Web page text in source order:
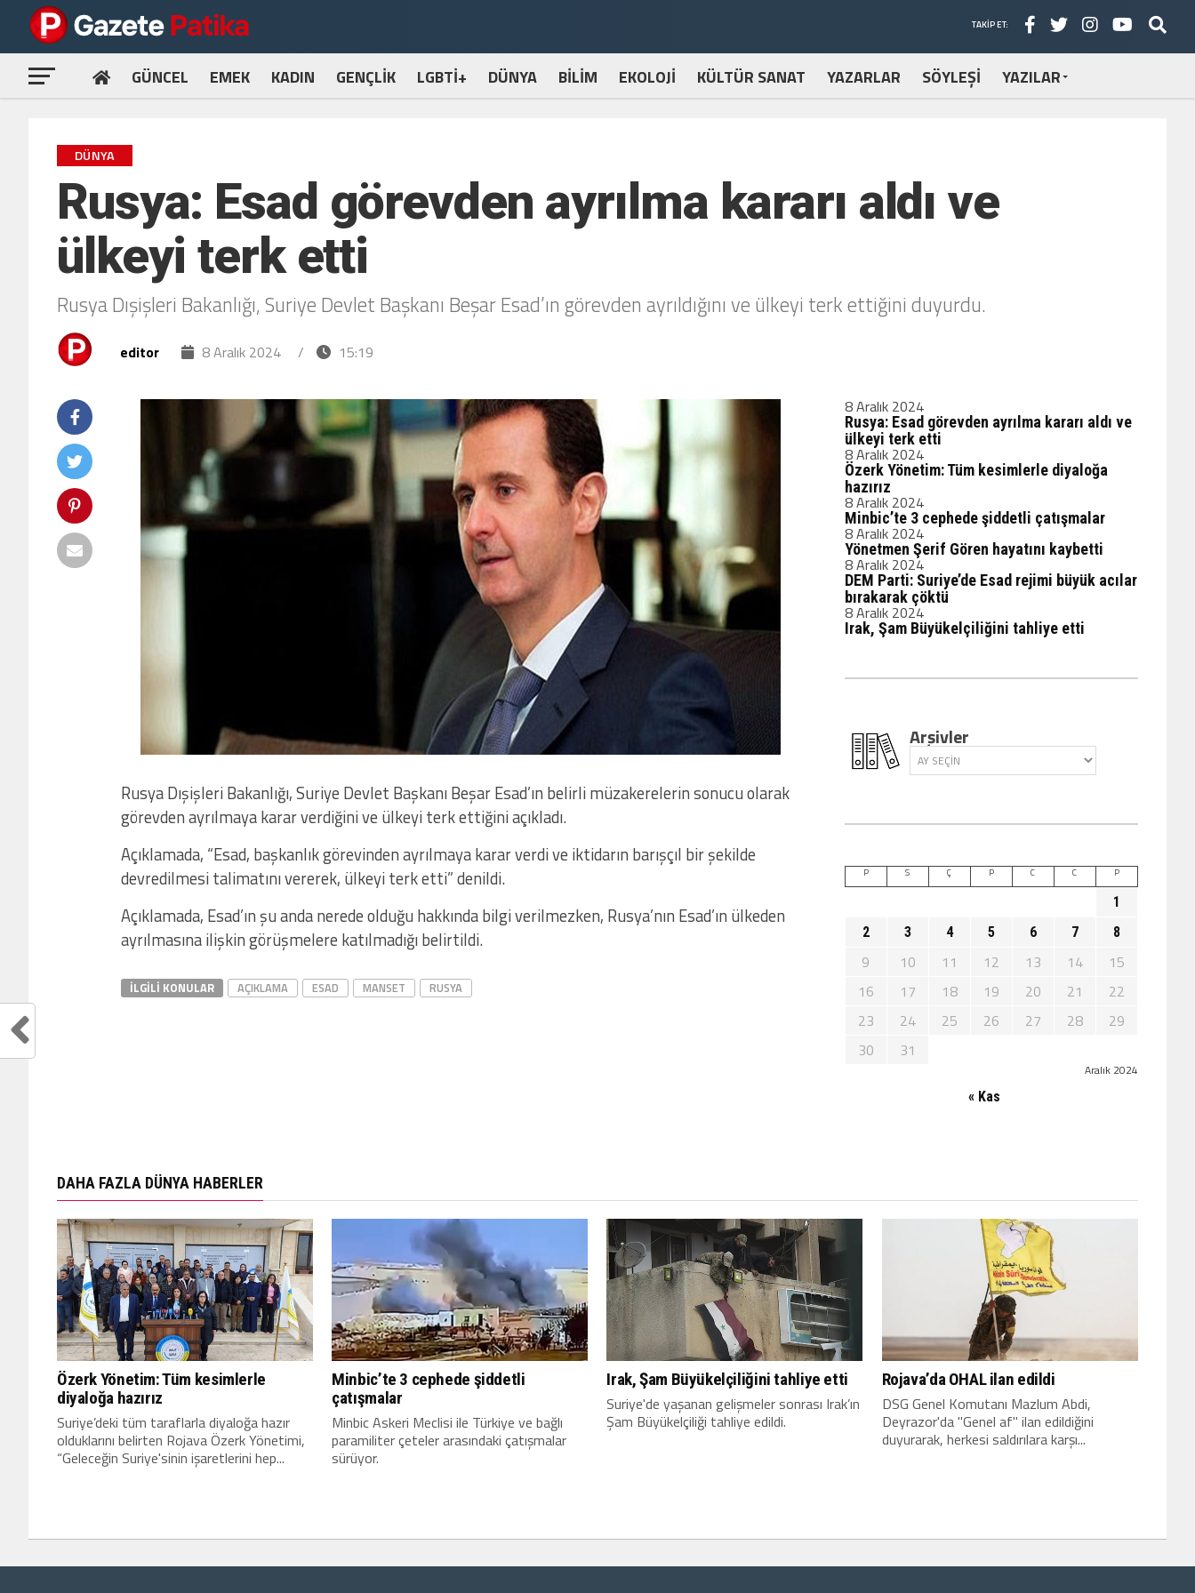
TAKIP ET:
GÜNCEL EMEK KADIN GENÇLİK LGBTİ+ DÜNYA BİLİM EKOLOJİ KÜLTÜR SANAT YAZARLAR SÖYLEŞİ YAZILAR
DÜNYA
Rusya: Esad görevden ayrılma kararı aldı ve
ülkeyi terk etti
Rusya Dışişleri Bakanlığı, Suriye Devlet Başkanı Beşar Esad’ın görevden ayrıldığını ve ülkeyi terk ettiğini duyurdu.
editor 8 Aralık 2024 / 15:19
Rusya Dışişleri Bakanlığı, Suriye Devlet Başkanı Beşar Esad’ın belirli müzakerelerin sonucu olarak
görevden ayrılmaya karar verdiğini ve ülkeyi terk ettiğini açıkladı.
Açıklamada, “Esad, başkanlık görevinden ayrılmaya karar verdi ve iktidarın barışçıl bir şekilde
devredilmesi talimatını vererek, ülkeyi terk etti” denildi.
Açıklamada, Esad’ın şu anda nerede olduğu hakkında bilgi verilmezken, Rusya’nın Esad’ın ülkeden
ayrılmasına ilişkin görüşmelere katılmadığı belirtildi.
İLGILI KONULAR AÇIKLAMA ESAD MANSET RUSYA
8 Aralık 2024
Rusya: Esad görevden ayrılma kararı aldı ve
ülkeyi terk etti
8 Aralık 2024
Özerk Yönetim: Tüm kesimlerle diyaloğa
hazırız
8 Aralık 2024
Minbic’te 3 cephede şiddetli çatışmalar
8 Aralık 2024
Yönetmen Şerif Gören hayatını kaybetti
8 Aralık 2024
DEM Parti: Suriye’de Esad rejimi büyük acılar
bırakarak çöktü
8 Aralık 2024
Irak, Şam Büyükelçiliğini tahliye etti
Arşivler
Aralık 2024
P S Ç P C C P
1
2
3 4 5 6 7 8
9 10 11 12 13 14
15
16
17 18 19 20 21
22
23
24 25 26 27 28
29
30
31
« Kas
DAHA FAZLA DÜNYA HABERLER
Özerk Yönetim: Tüm kesimlerle
diyaloğa hazırız
Suriye’deki tüm taraflarla diyaloğa hazır
olduklarını belirten Rojava Özerk Yönetimi,
“Geleceğin Suriye'sinin işaretlerini hep...
Minbic’te 3 cephede şiddetli
çatışmalar
Minbic Askeri Meclisi ile Türkiye ve bağlı
paramiliter çeteler arasındaki çatışmalar
sürüyor.
Irak, Şam Büyükelçiliğini tahliye etti
Suriye'de yaşanan gelişmeler sonrası Irak’ın
Şam Büyükelçiliği tahliye edildi.
Rojava’da OHAL ilan edildi
DSG Genel Komutanı Mazlum Abdi,
Deyrazor'da "Genel af" ilan edildiğini
duyurarak, herkesi saldırılara karşı...